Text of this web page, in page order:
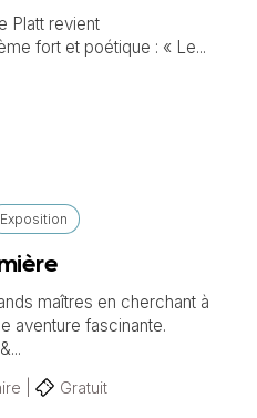
Platt revient
fort et poétique : « Le...
Exposition
maîtres en cherchant à
aventure fascinante.
| Gratuit